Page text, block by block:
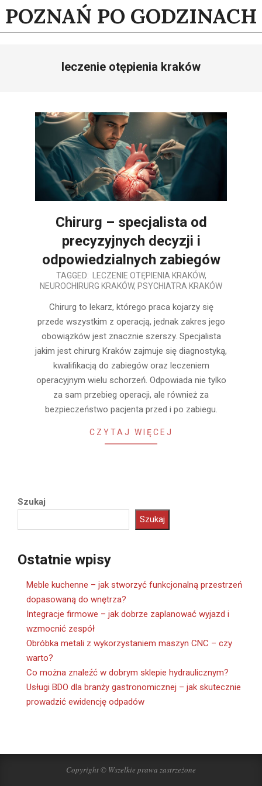
to
content
POZNAŃ PO GODZINACH
leczenie otępienia kraków
Chirurg – specjalista od
precyzyjnych decyzji i
odpowiedzialnych zabiegów
2026-
03-
TAGGED: LECZENIE OTĘPIENIA KRAKÓW,
NEUROCHIRURG KRAKÓW, PSYCHIATRA KRAKÓW
Chirurg to lekarz, którego praca kojarzy się
przede wszystkim z operacją, jednak zakres jego
obowiązków jest znacznie szerszy. Specjalista
jakim jest chirurg Kraków zajmuje się diagnostyką,
kwalifikacją do zabiegów oraz leczeniem
operacyjnym wielu schorzeń. Odpowiada nie tylko
za sam przebieg operacji, ale również za
bezpieczeństwo pacjenta przed i po zabiegu.
CZYTAJ WIĘCEJ
Szukaj
Szukaj
Ostatnie wpisy
Meble kuchenne – jak stworzyć funkcjonalną przestrzeń
dopasowaną do wnętrza?
Integracje firmowe – jak dobrze zaplanować wyjazd i
wzmocnić zespół
Obróbka metali z wykorzystaniem maszyn CNC – czy
warto?
Co można znaleźć w dobrym sklepie hydraulicznym?
Usługi BDO dla branży gastronomicznej – jak skutecznie
prowadzić ewidencję odpadów
Copyright © Wszelkie prawa zastrzeżone